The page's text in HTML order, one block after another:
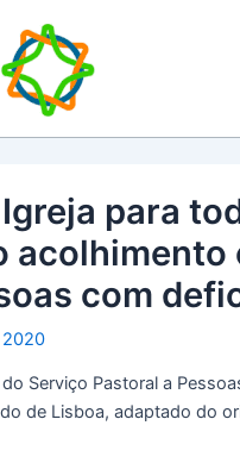
Igreja para
acolhimento
com
2020
Serviço Pastoral a
de Lisboa, adaptado do